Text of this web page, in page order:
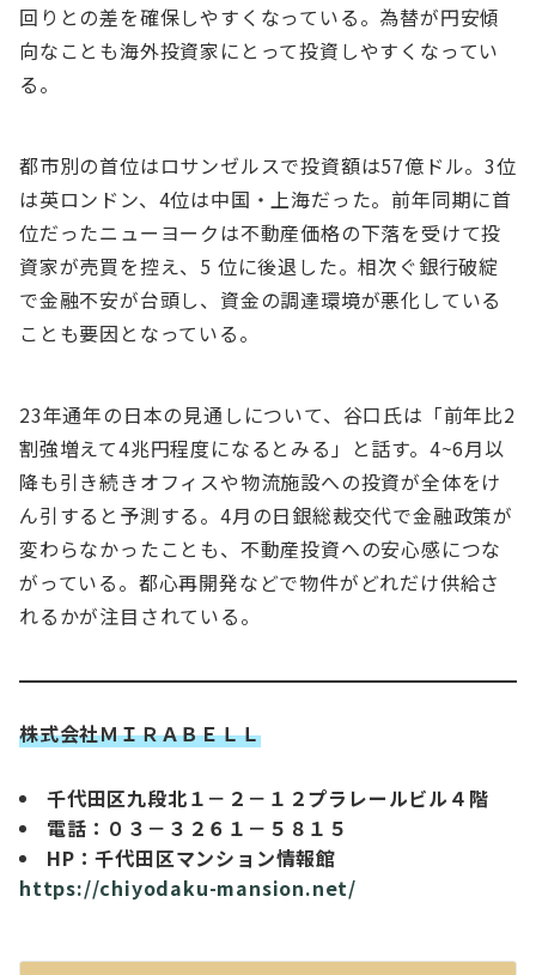
回りとの差を確保しやすくなっている。為替が円安傾
向なことも海外投資家にとって投資しやすくなってい
る。
都市別の⾸位はロサンゼルスで投資額は57億ドル。3位
は英ロンドン、4位は中国・上海だった。前年同期に⾸
位だったニューヨークは不動産価格の下落を受けて投
資家が売買を控え、5 位に後退した。相次ぐ銀⾏破綻
で⾦融不安が台頭し、資⾦の調達環境が悪化している
ことも要因となっている。
23年通年の⽇本の⾒通しについて、⾕⼝⽒は「前年⽐2
割強増えて4兆円程度になるとみる」と話す。4~6⽉以
降も引き続きオフィスや物流施設への投資が全体をけ
ん引すると予測する。4⽉の⽇銀総裁交代で⾦融政策が
変わらなかったことも、不動産投資への安⼼感につな
がっている。都⼼再開発などで物件がどれだけ供給さ
れるかが注⽬されている。
株式会社ＭＩＲＡＢＥＬＬ
千代田区九段北１－２－１２プラレールビル４階
電話：０３－３２６１－５８１５
HP：千代田区マンション情報館
https://chiyodaku-mansion.net/